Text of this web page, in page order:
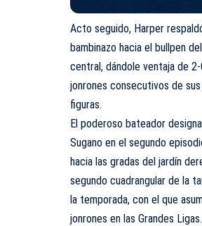
Acto seguido, Harper
bambinazo hacia el bullpen
central, dándole ventaja de
jonrones consecutivos de
figuras.
El poderoso bateador
Sugano en el segundo
hacia las gradas del jardín
segundo cuadrangular de la
la temporada, con el que
jonrones en las Grandes Ligas.